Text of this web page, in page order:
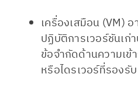
เครื่องเสมือน (VM)
ปฏิบัติการเวอร์ชันเก่
ข้อจำกัดด้านความเข้
หรือไดรเวอร์ที่รองรับ